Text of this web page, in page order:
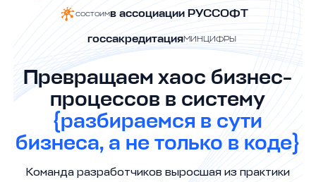
состоимв ассоциации РУССОФТ
госсакредитацияМИНЦИФРЫ
Превращаем хаос бизнес-
процессов в систему
{разбираемся в сути
бизнеса, а не только в коде}
Команда разработчиков выросшая из практики